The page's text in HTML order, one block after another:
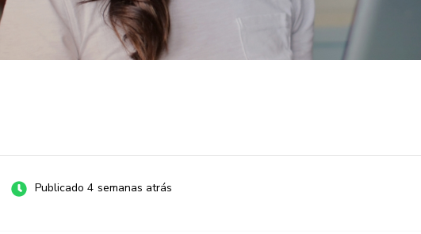
Publicado 4 semanas atrás